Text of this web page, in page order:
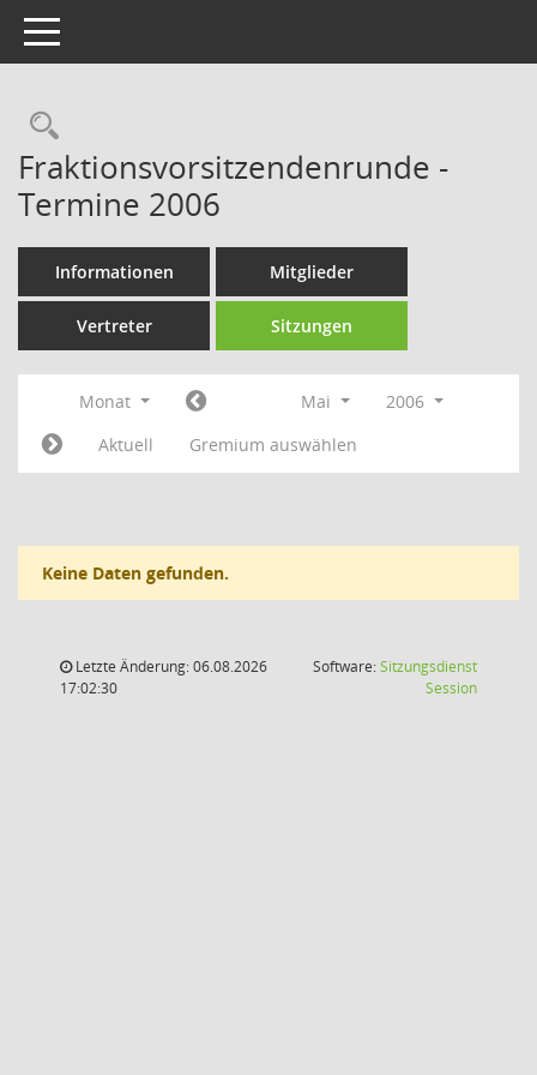
Toggle navigation
Rechercheauswahl
Fraktionsvorsitzendenrunde -
Termine 2006
Informationen Mitglieder
Vertreter Sitzungen
Monat Mai
2006
Aktuell
Gremium auswählen
Keine Daten gefunden.
Letzte Änderung: 06.08.2026
17:02:30
Software:Sitzungsdienst
Session(Wird in